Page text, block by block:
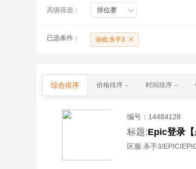
高级筛选： 排位赛
已选条件： 游戏:杀手3
综合排序 价格排序 时间排序
编号： 14484128
标题:Epic登录
区服:杀手3/EPIC/